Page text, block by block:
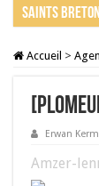
Saints
Accueil >
Erwan
Amzer-